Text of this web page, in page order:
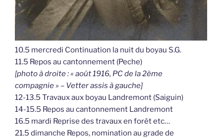
10.5 mercredi Continuation la nuit du boyau S.G.
11.5 Repos au cantonnement (Peche)
[photo à droite : « août 1916, PC de la 2ème
compagnie » – Vetter assis à gauche]
12-13.5 Travaux aux boyau Landremont (Saiguin)
14-15.5 Repos au cantonnement Landremont
16.5 mardi Reprise des travaux en forêt etc…
21.5 dimanche Repos, nomination au grade de